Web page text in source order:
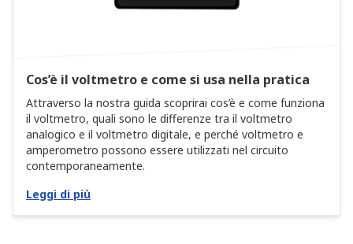
Cos’è il voltmetro e come si usa nella pratica
Attraverso la nostra guida scoprirai cos’è e come funziona
il voltmetro, quali sono le differenze tra il voltmetro
analogico e il voltmetro digitale, e perché voltmetro e
amperometro possono essere utilizzati nel circuito
contemporaneamente.
Leggi di più